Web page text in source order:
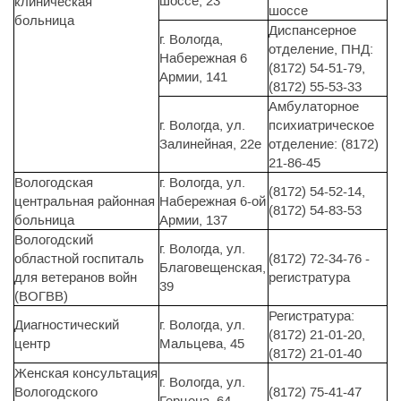
больница
шоссе
г. Вологда,
Набережная 6
Армии, 141
Диспансерное
отделение, ПНД:
(8172) 54-51-79,
(8172) 55-53-33
г. Вологда, ул.
Залинейная, 22е
Амбулаторное
психиатрическое
отделение: (8172)
21-86-45
Вологодская
центральная районная
больница
г. Вологда, ул.
Набережная 6-ой
Армии, 137
(8172) 54-52-14,
(8172) 54-83-53
Вологодский
областной госпиталь
для ветеранов войн
(ВОГВВ)
г. Вологда, ул.
Благовещенская,
39
(8172) 72-34-76 -
регистратура
Диагностический
центр
г. Вологда, ул.
Мальцева, 45
Регистратура:
(8172) 21-01-20,
(8172) 21-01-40
Женская консультация
Вологодского
г. Вологда, ул.
(8172) 75-41-47